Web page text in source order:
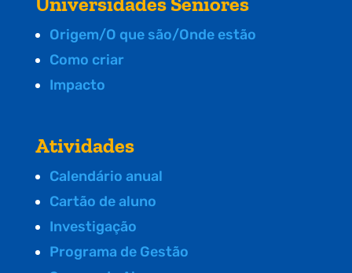
Origem/O que são/Onde estão
Como criar
Impacto
Atividades
Calendário anual
Cartão de aluno
Investigação
Programa de Gestão